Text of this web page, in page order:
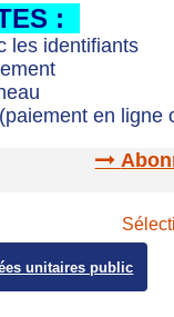
:
les identifiants
en ligne
unitaires public